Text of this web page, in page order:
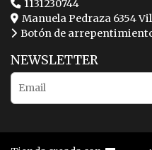
1131230744
Manuela Pedraza 6354
Botón de
NEWSLETTER